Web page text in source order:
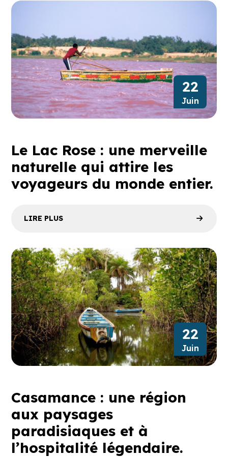
22
Juin
Le Lac Rose : une merveille
naturelle qui attire les
voyageurs du monde entier.
LIRE PLUS
22
Juin
Casamance : une région
aux paysages
paradisiaques et à
l’hospitalité légendaire.